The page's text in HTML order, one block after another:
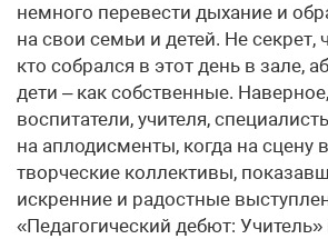
немного перевести дыхание и
на свои семьи и детей. Не секрет,
кто собрался в этот день в зале,
дети – как собственные.
воспитатели, учителя,
на аплодисменты, когда на сцену
творческие коллективы,
искренние и радостные
«Педагогический дебют: